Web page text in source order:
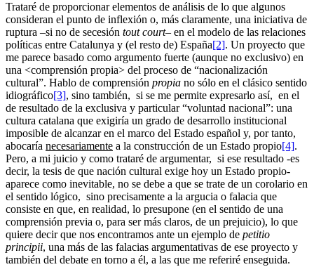
Trataré de proporcionar elementos de análisis de lo que algunos
consideran el punto de inflexión o, más claramente, una iniciativa de
ruptura –si no de secesión tout court– en el modelo de las relaciones
políticas entre Catalunya y (el resto de) España[2]. Un proyecto que
me parece basado como argumento fuerte (aunque no exclusivo) en
una <comprensión propia> del proceso de “nacionalización
cultural”. Hablo de comprensión propia no sólo en el clásico sentido
idiográfico[3], sino también, si se me permite expresarlo así, en el
de resultado de la exclusiva y particular “voluntad nacional”: una
cultura catalana que exigiría un grado de desarrollo institucional
imposible de alcanzar en el marco del Estado español y, por tanto,
abocaría necesariamente a la construcción de un Estado propio[4].
Pero, a mi juicio y como trataré de argumentar, si ese resultado -es
decir, la tesis de que nación cultural exige hoy un Estado propio-
aparece como inevitable, no se debe a que se trate de un corolario en
el sentido lógico, sino precisamente a la argucia o falacia que
consiste en que, en realidad, lo presupone (en el sentido de una
comprensión previa o, para ser más claros, de un prejuicio), lo que
quiere decir que nos encontramos ante un ejemplo de petitio
principii, una más de las falacias argumentativas de ese proyecto y
también del debate en torno a él, a las que me referiré enseguida.